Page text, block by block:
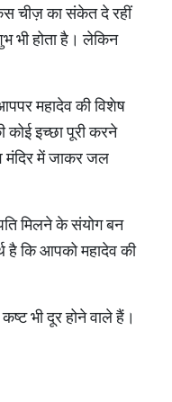
चीज़ का संकेत दे रहीं
भी होता है। लेकिन
महादेव की विशेष
इच्छा पूरी करने
मंदिर में जाकर जल
मिलने के संयोग बन
कि आपको महादेव की
भी दूर होने वाले हैं।